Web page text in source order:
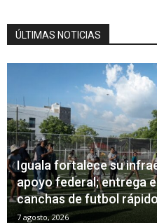
ÚLTIMAS NOTICIAS
Iguala fortalece su
apoyo federal; entrega
canchas de futbol
7 agosto, 2026